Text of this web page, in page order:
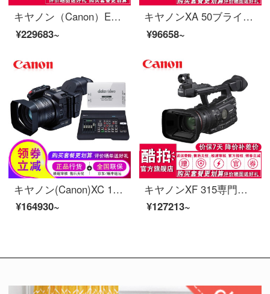
キヤノン（Canon）EOS C 200映画カメラ4 KビデオカメラC 200 B単体/レンズを含まないオフィシャル標準装備
¥229683~
キヤノンXA 50ブライダル会議活動教育教育教育教育4 Kハイビジョン専門デジタルカメラ赤外線夜間撮影XA 50黒公式標準装備
¥96658~
キヤノン(Canon)XC 10ビデオカメラ4 K高清新概念撮影一体機キャノンXC 10 XC 10+SE-650 HD四チャンネル切替台の公式標準装備
¥164930~
キヤノンXF 315専門デジタルカメラXF 315ハイビジョン専門カメラxf 315結婚式放送会議の公式入札
¥127213~